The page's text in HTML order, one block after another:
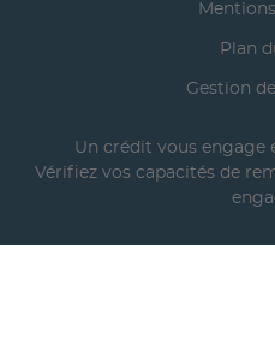
Plan
Gestion
Un crédit vous engage
Vérifiez vos capacités de